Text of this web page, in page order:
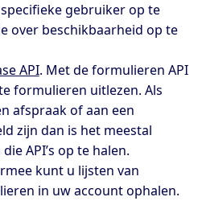
gebruiker op te
over beschikbaarheid op te
API. Met de formulieren API
formulieren uitlezen. Als
afspraak of aan een
zijn dan is het meestal
API’s op te halen.
kunt u lijsten van
in uw account ophalen.